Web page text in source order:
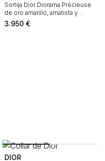
Sortija Dior Diorama Précieuse
de oro amarillo, amatista y
esmeralda
3.950 €
DIOR